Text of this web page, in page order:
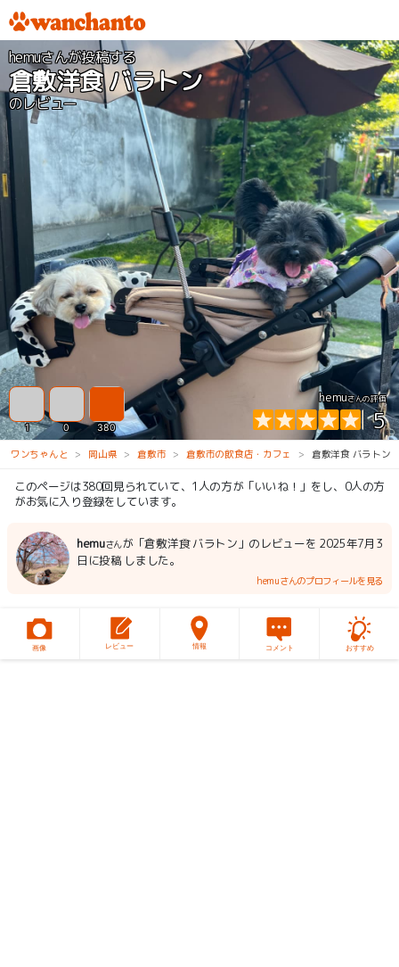
hemuさんが投稿する
倉敷洋食 バラトン
のレビュー
hemuさんの評価
5
1 0 380
ワンちゃんと 岡山県 倉敷市 倉敷市の飲食店・カフェ 倉敷洋食 バラトン
このページは380回見られていて、1人の方が「いいね！」をし、0人の方
がお気に入り登録をしています。
hemuさんが「倉敷洋食 バラトン」のレビューを 2025年7月3
日に投稿 しました。
hemuさんのプロフィールを見る
画像 レビュー 情報 コメント おすすめ